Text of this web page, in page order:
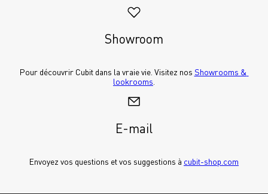
Showroom
Pour découvrir Cubit dans la vraie vie. Visitez nos Showrooms &
lookrooms
E-mail
Envoyez vos questions et vos suggestions à cubit-shop.com